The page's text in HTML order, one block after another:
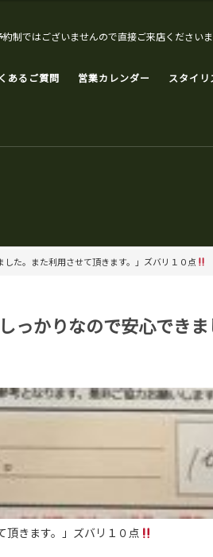
た。また利用させて頂きます。」ズバリ１０点
約制ではございませんので直接ご来店くださいま
あるご質問 営業カレンダー スタイ
っかりなので安心でき
きます。」ズバリ１０点